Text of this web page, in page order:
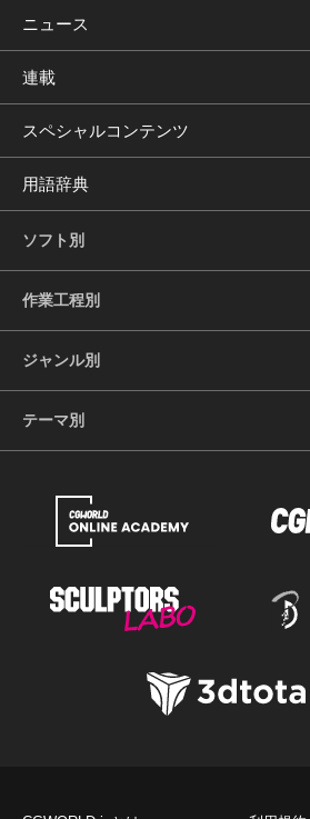
ニュース
連載
スペシャルコンテンツ
用語辞典
ソフト別
作業工程別
ジャンル別
テーマ別